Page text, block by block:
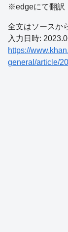
※edgeにて翻訳
全文はソースか
入力日時:
https://
general/article/